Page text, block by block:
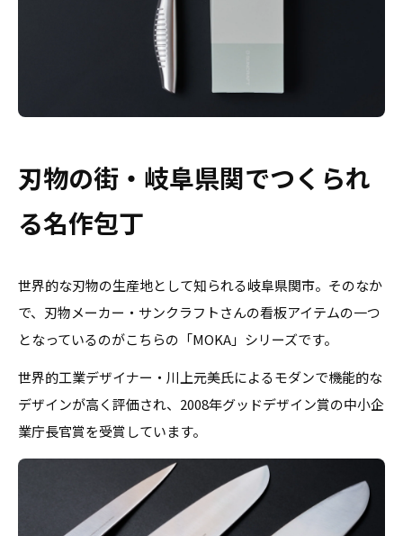
刃物の街・岐阜県関でつくられ
る名作包丁
世界的な刃物の生産地として知られる岐阜県関市。そのなか
で、刃物メーカー・サンクラフトさんの看板アイテムの一つ
となっているのがこちらの「MOKA」シリーズです。
世界的工業デザイナー・川上元美氏によるモダンで機能的な
デザインが高く評価され、 2008年グッドデザイン賞の中小企
業庁長官賞を受賞しています。